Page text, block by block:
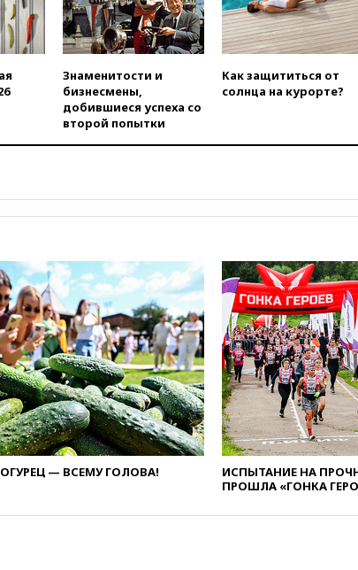
Знаменитости и
бизнесмены,
добившиеся успеха со
второй попытки
Как защититься от
солнца на курорте?
— ВСЕМУ ГОЛОВА!
ИСПЫТАНИЕ НА
ПРОШЛА «ГОНКА